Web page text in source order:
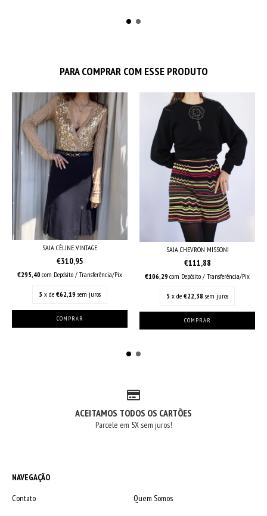
PARA COMPRAR COM ESSE PRODUTO
SAIA CÈLINE VINTAGE
€310,95
€295,40com Depósito / Transferência/Pix
5 x de €62,19 sem juros
SAIA CHEVRON MISSONI
€111,88
€106,29com Depósito / Transferência/Pix
5 x de €22,38 sem juros
ACEITAMOS TODOS OS CARTÕES
Parcele em 5X sem juros!
NAVEGAÇÃO
Contato
Quem Somos